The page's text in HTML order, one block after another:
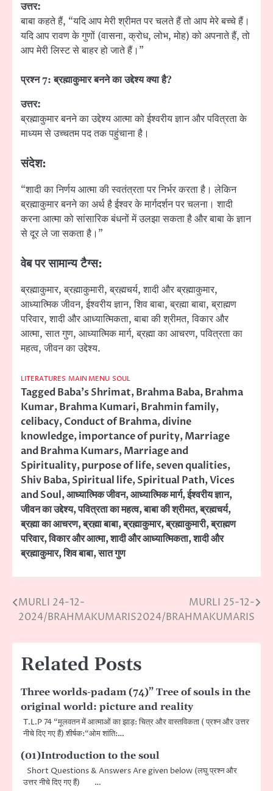
उत्तर:
बाबा कहते हैं, “यदि आप मेरी श्रीमत पर चलते हैं तो आप मेरे बच्चे हैं।
यदि आप रावण के गुणों (वासना, क्रोध, लोभ, मोह) को अपनाते हैं, तो
आप मेरी लिस्ट से बाहर हो जाते हैं।”
प्रश्न7:ब्रह्माकुमार बनने का उद्देश्य क्या है?
उत्तर:
ब्रह्माकुमार बनने का उद्देश्य आत्मा को ईश्वरीय ज्ञान और पवित्रता के
माध्यम से उच्चतम पद तक पहुंचाना है।
संदेश:
“शादी का निर्णय आत्मा की स्वतंत्रता पर निर्भर करता है। लेकिन
ब्रह्माकुमार बनने का अर्थ है ईश्वर के मार्गदर्शन पर चलना। शादी
करना आत्मा को सांसारिक बंधनों में उलझा सकता है और बाबा के ज्ञान
से दूर ले जा सकता है।”
वेब पर सामान्य टैग्स:
ब्रह्माकुमार, ब्रह्माकुमारी, ब्रह्मचर्य, शादी और ब्रह्माकुमार,
आध्यात्मिक जीवन, ईश्वरीय ज्ञान, शिव बाबा, ब्रह्मा बाबा, ब्राह्मण
परिवार, शादी और आध्यात्मिकता, बाबा की श्रीमत, विकार और
आत्मा, सात गुण, आध्यात्मिक मार्ग, ब्रह्मा का आचरण, पवित्रता का
महत्व, जीवन का उद्देश्य.
LITERATURES MAIN MENU SOUL
TaggedBaba's Shrimat,Brahma Baba,Brahma
Kumar,Brahma Kumari,Brahmin family,
celibacy,Conduct of Brahma,divine
knowledge,importance of purity,Marriage
and Brahma Kumars,Marriage and
Spirituality,purpose of life,seven qualities,
Shiv Baba,Spiritual life,Spiritual Path,Vices
and Soul,आध्यात्मिक जीवन,आध्यात्मिक मार्ग,ईश्वरीय ज्ञान,
जीवन का उद्देश्य,पवित्रता का महत्व,बाबा की श्रीमत,ब्रह्मचर्य,
ब्रह्मा का आचरण,ब्रह्मा बाबा,ब्रह्माकुमार,ब्रह्माकुमारी,ब्राह्मण
परिवार,विकार और आत्मा,शादी और आध्यात्मिकता,शादी और
ब्रह्माकुमार,शिव बाबा,सात गुण
Post
navigation
MURLI 24-12-
2024/BRAHMAKUMARIS
MURLI 25-12-
2024/BRAHMAKUMARIS
Related Posts
Three worlds-padam (74)” Tree of souls in the
original world: picture and reality
T.L.P 74 “मूलवतन में आत्माओं का झाड़: चित्र और वास्तविकता ( प्रश्न और उत्तर
नीचे दिए गए हैं) शीर्षक:“ओम शांति:…
(01)Introduction to the soul
Short Questions & Answers Are given below (लघु प्रश्न और
उत्तर नीचे दिए गए हैं) …